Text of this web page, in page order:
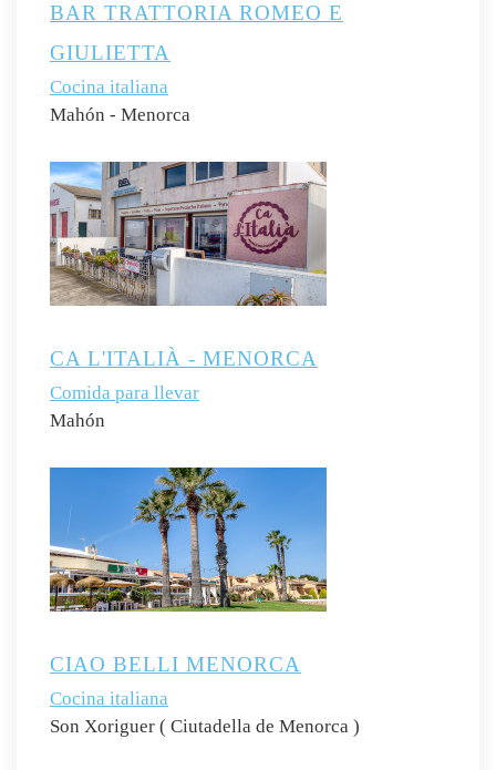
BAR TRATTORIA ROMEO E
GIULIETTA
Cocina italiana
Mahón - Menorca
CA L'ITALIÀ - MENORCA
Comida para llevar
Mahón
CIAO BELLI MENORCA
Cocina italiana
Son Xoriguer ( Ciutadella de Menorca )